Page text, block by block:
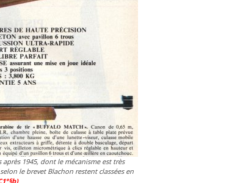
1945, dont le mécanisme est très
le brevet Blachon restent classées en